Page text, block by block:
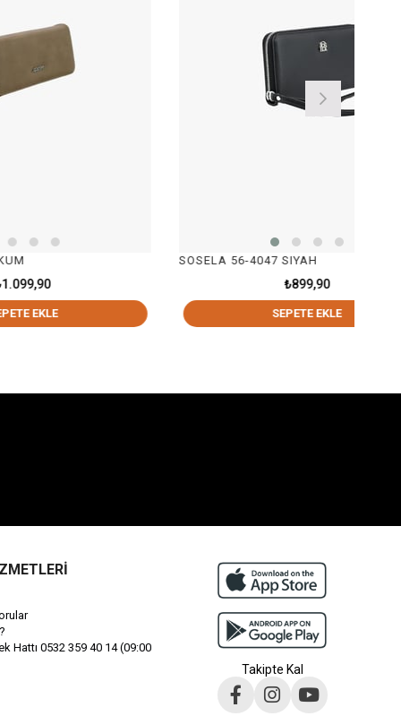
SOSELA 56-4047 SIYAH
SEPETE EKLE
Hattı 0532 359 40 14 (09:00
Takipte Kal